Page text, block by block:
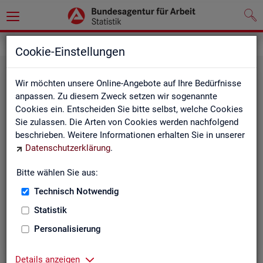
Cookie-Einstellungen
Wir möchten unsere Online-Angebote auf Ihre Bedürfnisse
anpassen. Zu diesem Zweck setzen wir sogenannte
Cookies ein. Entscheiden Sie bitte selbst, welche Cookies
Sie zulassen. Die Arten von Cookies werden nachfolgend
beschrieben. Weitere Informationen erhalten Sie in unserer
Datenschutzerklärung.
Bitte wählen Sie aus:
Technisch Notwendig
Statistik
Personalisierung
Details anzeigen
Der Bericht gibt einen Überblick über die aktuelle
Entwicklung am Arbeits- und Ausbildungsmarkt in